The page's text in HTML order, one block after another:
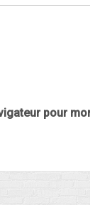
pour